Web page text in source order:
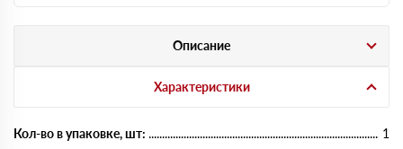
Описание
Характеристики
Кол-во в упаковке, шт:
1